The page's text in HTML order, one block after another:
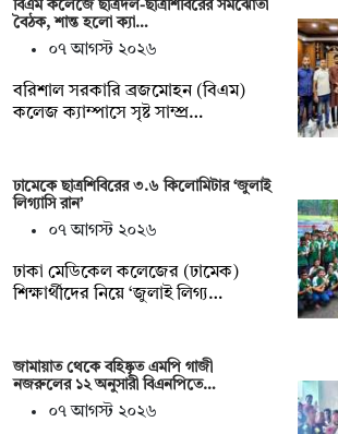
বিএম কলেজে ছাত্রদল-ছাত্রশিবিরের সমঝোতা
বৈঠক, শান্ত হলো ক্যা…
০৭ আগস্ট ২০২৬
বরিশাল সরকারি ব্রজমোহন (বিএম)
কলেজ ক্যাম্পাসে সৃষ্ট সাম্প্র…
ঢামেকে ছাত্রশিবিরের ৩.৬ কিলোমিটার ‘জুলাই
লিগ্যাসি রান’
০৭ আগস্ট ২০২৬
ঢাকা মেডিকেল কলেজের (ঢামেক)
শিক্ষার্থীদের নিয়ে ‘জুলাই লিগ্য…
জামায়াত থেকে বহিষ্কৃত এমপি গাজী
নজরুলের ১২ অনুসারী বিএনপিতে…
০৭ আগস্ট ২০২৬